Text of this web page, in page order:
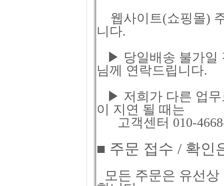
웹사이트(쇼핑몰)
니다.
▶ 당일배송 불가일
님께 연락드립니다.
▶ 저희가 다른 업무
이 지연 될 때는
고객센터 010-
■ 주문 접수 / 확인
모든 주문은 유선